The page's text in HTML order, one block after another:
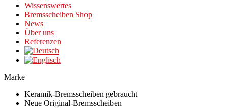
Wissenswertes
Bremsscheiben Shop
News
Über uns
Referenzen
Marke
Keramik-Bremsscheiben gebraucht
Neue Original-Bremsscheiben